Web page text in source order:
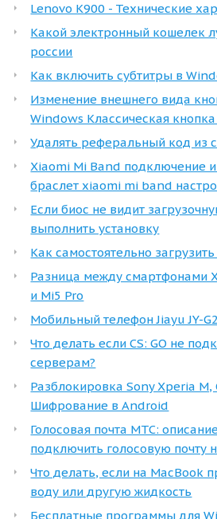
Lenovo K900 - Технические
Какой электронный кошелек
россии
Как включить субтитры в
Изменение внешнего вида
Windows Классическая
Удалять реферальный код из
Xiaomi Mi Band подключение
браслет xiaomi mi band
Если биос не видит
выполнить установку
Как самостоятельно
Разница между смартфонами
и Mi5 Pro
Мобильный телефон Jiayu JY-G2
Что делать если CS: GO не
серверам?
Разблокировка Sony Xperia M,
Шифрование в Android
Голосовая почта МТС:
подключить голосовую почту
Что делать, если на MacBook
воду или другую жидкость
Бесплатные программы для